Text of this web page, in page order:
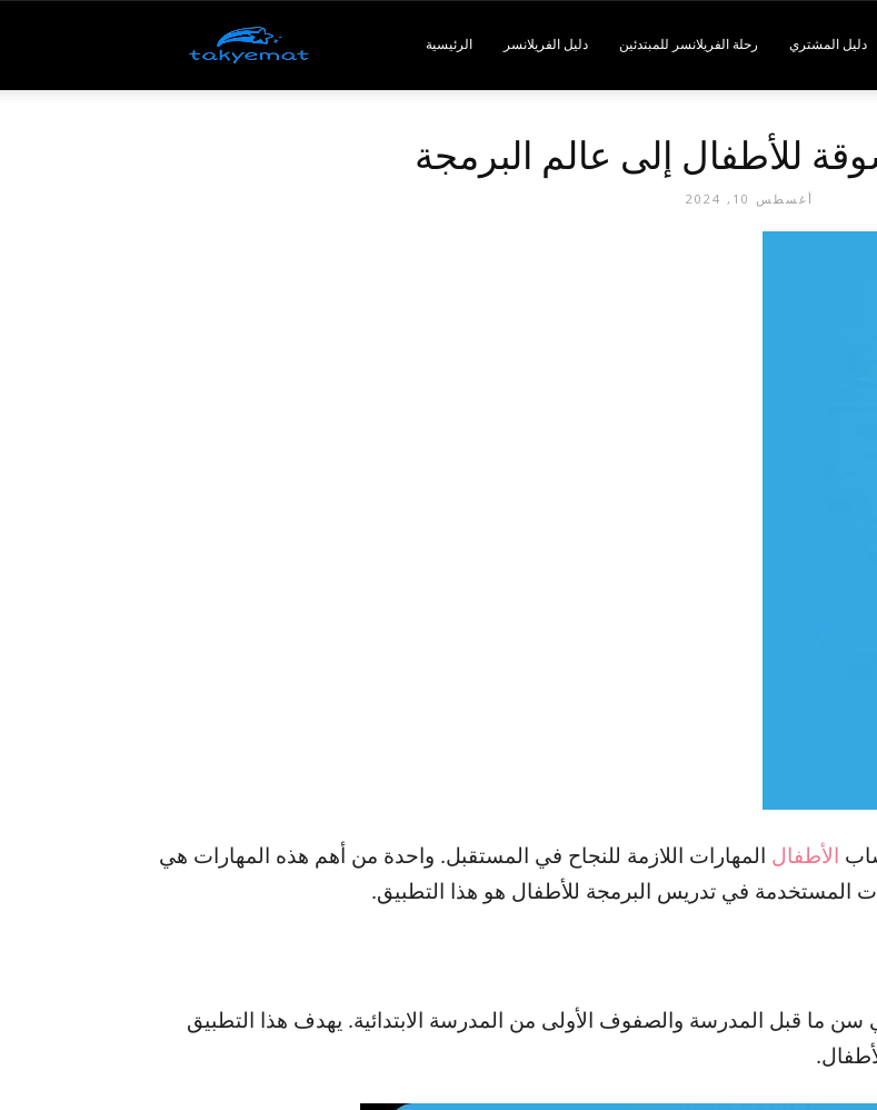
الرئيسية دليل الفريلانسر رحلة الفريلانسر للمبتدئين دليل المشتري
للأطفال إلى عالم البرمجة
أغسطس 10, 2024
الأطفال المهارات اللازمة للنجاح في المستقبل. واحدة من أهم هذه المهارات هي
المستخدمة في تدريس البرمجة للأطفال هو هذا التطبيق.
ما قبل المدرسة والصفوف الأولى من المدرسة الابتدائية. يهدف هذا التطبيق